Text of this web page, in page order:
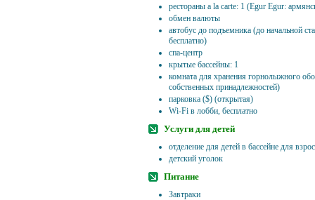
рестораны a la carte: 1 (Egur Egur:
обмен валюты
автобус до подъемника (до начальной
бесплатно)
спа-центр
крытые бассейны: 1
комната для хранения горнолыжного
собственных принадлежностей)
парковка ($) (открытая)
Wi-Fi в лобби, бесплатно
Услуги для детей
отделение для детей в бассейне для
детский уголок
Питание
Завтраки